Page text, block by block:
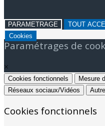
PARAMETRAGE TOUT
Cookies
Paramétrages de
×
Cookies fonctionnels
Mesure
Réseaux sociaux/Vidéos
Cookies fonctionnels